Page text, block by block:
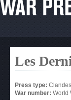
Les
Press type:
War number: World